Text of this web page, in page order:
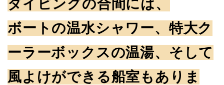
ダイビングの合間には、
ボートの温水シャワー、特大ク
ーラーボックスの温湯、そして
風よけができる船室もありま